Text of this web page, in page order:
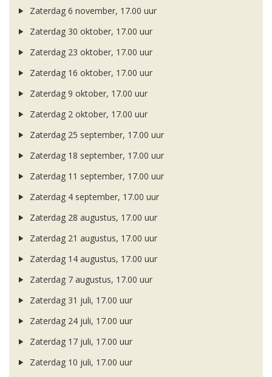
Zaterdag 6 november, 17.00 uur
Zaterdag 30 oktober, 17.00 uur
Zaterdag 23 oktober, 17.00 uur
Zaterdag 16 oktober, 17.00 uur
Zaterdag 9 oktober, 17.00 uur
Zaterdag 2 oktober, 17.00 uur
Zaterdag 25 september, 17.00 uur
Zaterdag 18 september, 17.00 uur
Zaterdag 11 september, 17.00 uur
Zaterdag 4 september, 17.00 uur
Zaterdag 28 augustus, 17.00 uur
Zaterdag 21 augustus, 17.00 uur
Zaterdag 14 augustus, 17.00 uur
Zaterdag 7 augustus, 17.00 uur
Zaterdag 31 juli, 17.00 uur
Zaterdag 24 juli, 17.00 uur
Zaterdag 17 juli, 17.00 uur
Zaterdag 10 juli, 17.00 uur